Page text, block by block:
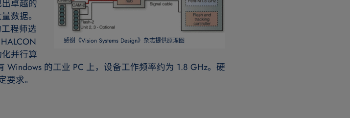
感谢《Vision Systems Design》杂志提供原理图
卓越的
数据。
程师选
并行算
Windows 的工业 PC 上，设备工作频率约为 1.8 GHz。硬
求。